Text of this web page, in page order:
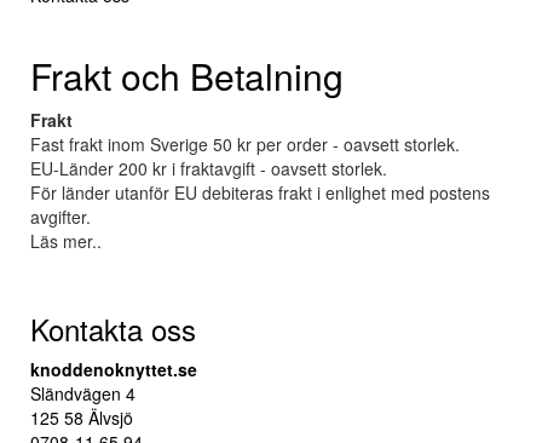
Frakt och Betalning
Frakt
Fast frakt inom Sverige 50 kr per order - oavsett storlek.
EU-Länder 200 kr i fraktavgift - oavsett storlek.
För länder utanför EU debiteras frakt i enlighet med postens
avgifter.
Läs mer..
Kontakta oss
knoddenoknyttet.se
Sländvägen 4
125 58 Älvsjö